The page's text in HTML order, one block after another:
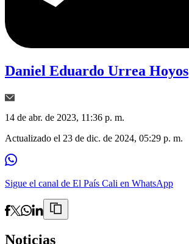
Daniel Eduardo Urrea Hoyos
14 de abr. de 2023, 11:36 p. m.
Actualizado el 23 de dic. de 2024, 05:29 p. m.
Sigue el canal de El País Cali en WhatsApp
Noticias